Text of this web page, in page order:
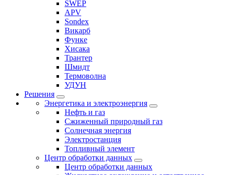
SWEP
APV
Sondex
Викарб
Функе
Хисака
Трантер
Шмидт
Термоволна
УДУН
Решения
Энергетика и электроэнергия
Нефть и газ
Сжиженный природный газ
Солнечная энергия
Электростанция
Топливный элемент
Центр обработки данных
Центр обработки данных